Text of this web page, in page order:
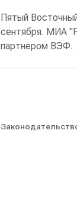
Пятый
сентября. МИА
партнером ВЭФ.